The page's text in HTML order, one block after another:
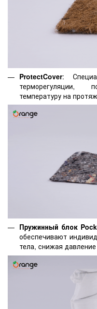
ProtectCover:
терморегуляции,
температуру на
Пружинный блок
обеспечивают
тела, снижая